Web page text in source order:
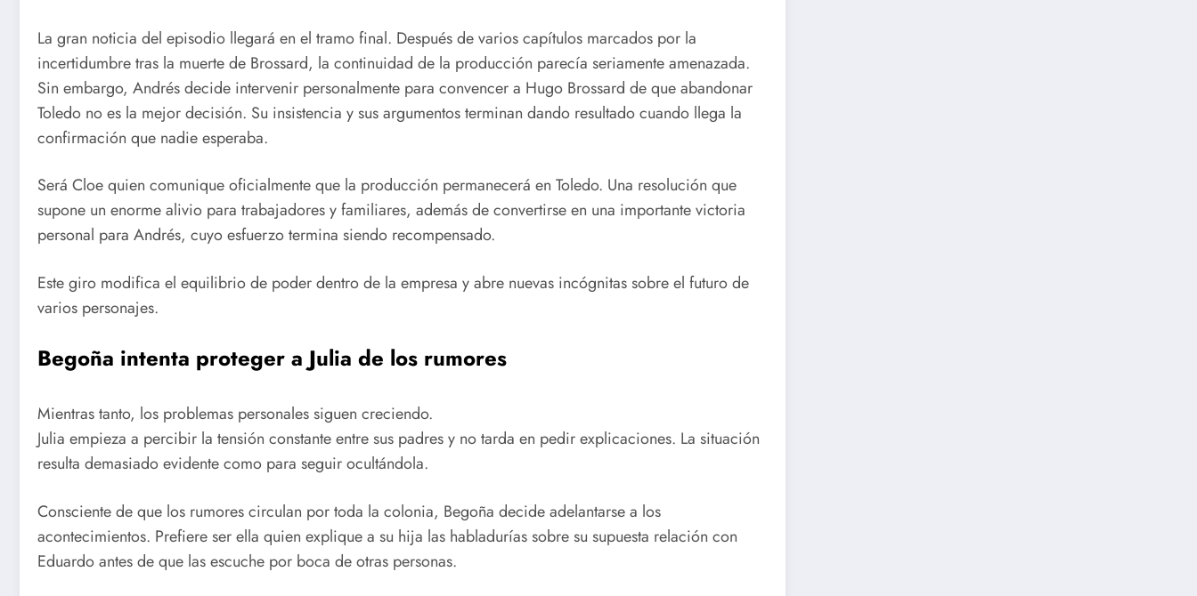
La gran noticia del episodio llegará en el tramo final. Después de varios capítulos marcados por la
incertidumbre tras la muerte de Brossard, la continuidad de la producción parecía seriamente amenazada.
Sin embargo, Andrés decide intervenir personalmente para convencer a Hugo Brossard de que abandonar
Toledo no es la mejor decisión. Su insistencia y sus argumentos terminan dando resultado cuando llega la
confirmación que nadie esperaba.
Será Cloe quien comunique oficialmente que la producción permanecerá en Toledo. Una resolución que
supone un enorme alivio para trabajadores y familiares, además de convertirse en una importante victoria
personal para Andrés, cuyo esfuerzo termina siendo recompensado.
Este giro modifica el equilibrio de poder dentro de la empresa y abre nuevas incógnitas sobre el futuro de
varios personajes.
Begoña intenta proteger a Julia de los rumores
Mientras tanto, los problemas personales siguen creciendo.
Julia empieza a percibir la tensión constante entre sus padres y no tarda en pedir explicaciones. La situación
resulta demasiado evidente como para seguir ocultándola.
Consciente de que los rumores circulan por toda la colonia, Begoña decide adelantarse a los
acontecimientos. Prefiere ser ella quien explique a su hija las habladurías sobre su supuesta relación con
Eduardo antes de que las escuche por boca de otras personas.